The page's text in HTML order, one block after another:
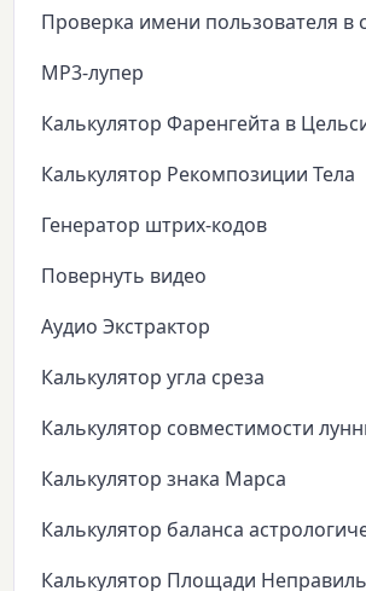
Проверка имени пользователя в
MP3-лупер
Калькулятор Фаренгейта в
Калькулятор Рекомпозиции Тела
Генератор штрих-кодов
Повернуть видео
Аудио Экстрактор
Калькулятор угла среза
Калькулятор совместимости
Калькулятор знака Марса
Калькулятор баланса
Калькулятор Площади